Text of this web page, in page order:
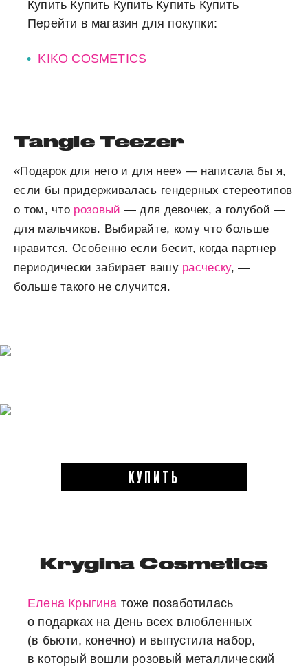
Купить Купить Купить Купить Купить
Перейти в магазин для покупки:
KIKO COSMETICS
Tangle Teezer
«Подарок для него и для нее» — написала бы я,
если бы придерживалась гендерных стереотипов
о том, что розовый — для девочек, а голубой —
для мальчиков. Выбирайте, кому что больше
нравится. Особенно если бесит, когда партнер
периодически забирает вашу расческу, —
больше такого не случится.
КУПИТЬ
Krygina Cosmetics
Елена Крыгина тоже позаботилась
о подарках на День всех влюбленных
(в бьюти, конечно) и выпустила набор,
в который вошли розовый металлический